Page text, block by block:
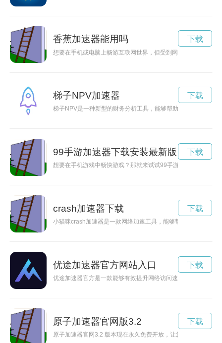
香蕉加速器能用吗
想要在手机或电脑上畅游互联网世界，但受到网络速度的限制
下载
梯子NPV加速器
梯子NPV是一种新型的财务分析工具，能够帮助企业更准确地
下载
99手游加速器下载安装最新版
想要在手机游戏中畅快游戏？那就来试试99手游加速器官方版
下载
crash加速器下载
小猫咪crash加速器是一款网络加速工具，能够帮助用户快速流
下载
优途加速器官方网站入口
优途加速器官方是一款能够有效提升网络访问速度的工具，通
下载
原子加速器官网版3.2
原子加速器官网3.2 版本现在永久免费开放，让您可以随时随地
下载